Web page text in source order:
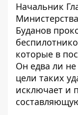
Начальник
Буданов
которые в
Он едва ли
цели таких
исключает и